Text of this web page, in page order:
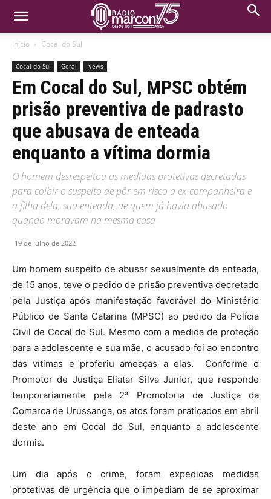
Início Cocal do Sul
Cocal do Sul Geral News
Em Cocal do Sul, MPSC obtém
prisão preventiva de padrasto
que abusava de enteada
enquanto a vítima dormia
O homem desrespeitou as medidas protetivas decretadas
para coibir o suspeito de pôr em risco a ex-companheira e
a filha dela, sua enteada, de quem já havia abusado
quando moravam na mesma casa
19 de julho de 2022
Um homem suspeito de abusar sexualmente da enteada,
de 15 anos, teve o pedido de prisão preventiva decretado
pela Justiça após manifestação favorável do Ministério
Público de Santa Catarina (MPSC) ao pedido da Polícia
Civil de Cocal do Sul. Mesmo com a medida de proteção
para a adolescente e sua mãe, o acusado foi ao encontro
das vítimas e proferiu ameaças a elas. Conforme o
Promotor de Justiça Eliatar Silva Junior, que responde
temporariamente pela 2ª Promotoria de Justiça da
Comarca de Urussanga, os atos foram praticados em abril
deste ano em Cocal do Sul, enquanto a adolescente
dormia.
Um dia após o crime, foram expedidas medidas
protetivas de urgência que o impediam de se aproximar